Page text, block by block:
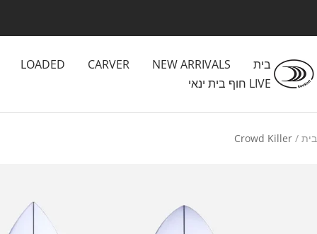
בית NEW ARRIVALS
CARVER
LOADED
LIVE חוף בית ינאי
Kookintstore
בית Crowd Killer